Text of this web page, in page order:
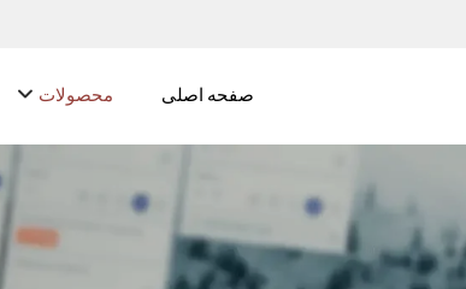
صفحه اصلی محصولات